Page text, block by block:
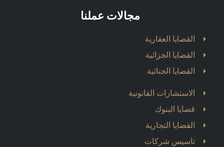
مجالات عملنا
القضايا العقارية
القضايا الجزائية
القضايا الجنائية
الاستشارات القانونية
قضايا البنوك
القضايا التجارية
تاسيس شركات